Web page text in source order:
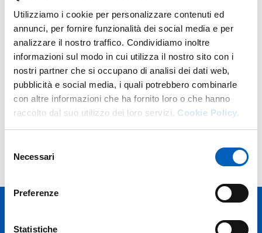
Utilizziamo i cookie per personalizzare contenuti ed
annunci, per fornire funzionalità dei social media e per
analizzare il nostro traffico. Condividiamo inoltre
informazioni sul modo in cui utilizza il nostro sito con i
nostri partner che si occupano di analisi dei dati web,
pubblicità e social media, i quali potrebbero combinarle
con altre informazioni che ha fornito loro o che hanno
raccolto dal suo utilizzo dei loro servizi. Cookie Policy.
delNecessari
Preferenze
Statistiche
Contacts
francesca.re@unipr.it
Teacher's activities
Exam schedule Class schedule
Teaching
History of teachings